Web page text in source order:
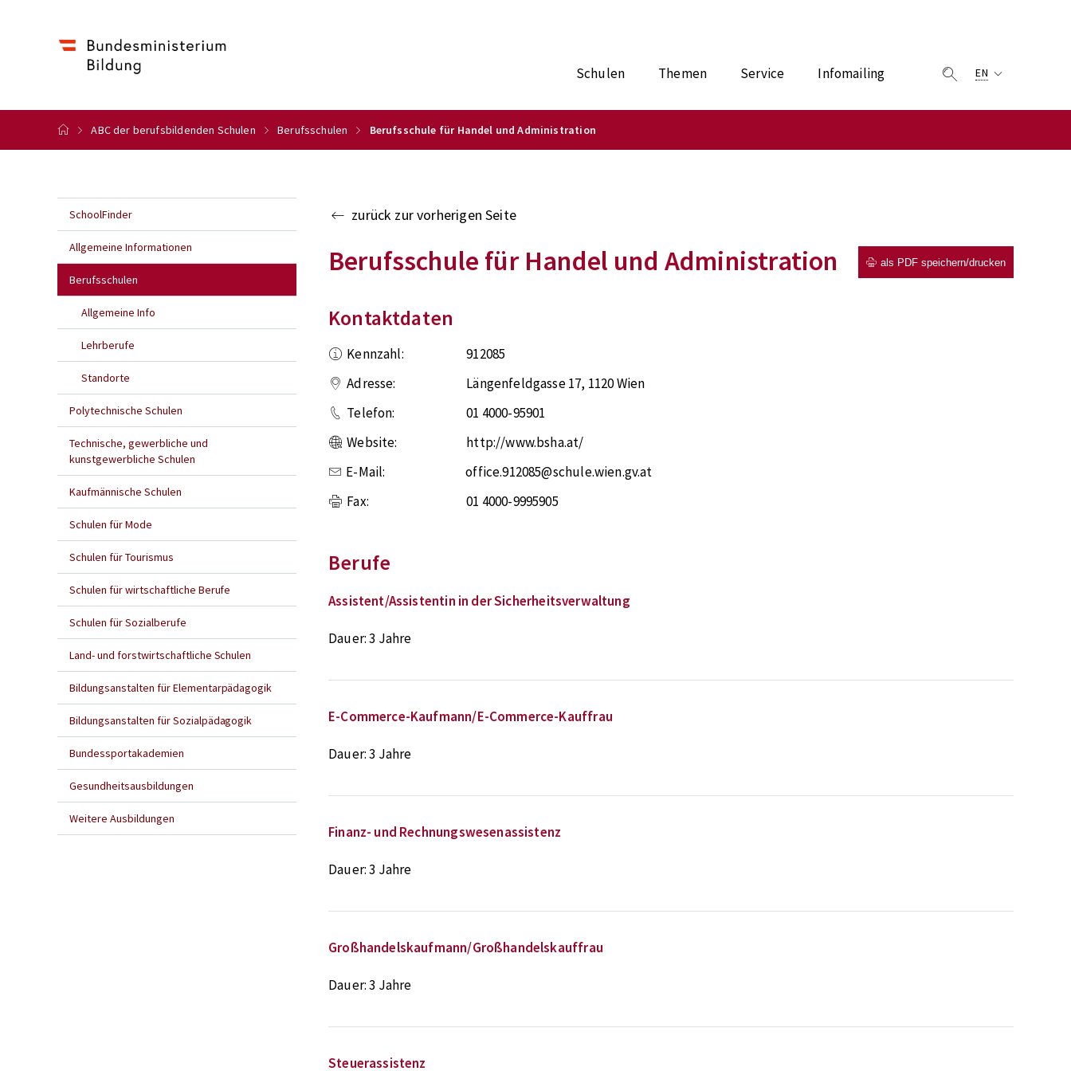
Schulen Themen Service Infomailing EN
ABC der berufsbildenden Schulen Berufsschulen Berufsschule für Handel und Administration
SchoolFinder
Allgemeine Informationen
Berufsschulen
Allgemeine Info
Lehrberufe
Standorte
Polytechnische Schulen
Technische, gewerbliche und
kunstgewerbliche Schulen
Kaufmännische Schulen
Schulen für Mode
Schulen für Tourismus
Schulen für wirtschaftliche Berufe
Schulen für Sozialberufe
Land- und forstwirtschaftliche Schulen
Bildungsanstalten für Elementarpädagogik
Bildungsanstalten für Sozialpädagogik
Bundessportakademien
Gesundheitsausbildungen
Weitere Ausbildungen
zurück zur vorherigen Seite
als PDF speichern/drucken
Berufsschule für Handel und Administration
Kontaktdaten
Kennzahl:
912085
Adresse:
Längenfeldgasse 17, 1120Wien
Telefon:
01 4000-95901
Website:
http://www.bsha.at/
E-Mail:
office.912085@schule.wien.gv.at
Fax:
01 4000-9995905
Berufe
Assistent/Assistentin in der Sicherheitsverwaltung
Dauer:3 Jahre
E-Commerce-Kaufmann/E-Commerce-Kauffrau
Dauer:3 Jahre
Finanz- und Rechnungswesenassistenz
Dauer:3 Jahre
Großhandelskaufmann/Großhandelskauffrau
Dauer:3 Jahre
Steuerassistenz